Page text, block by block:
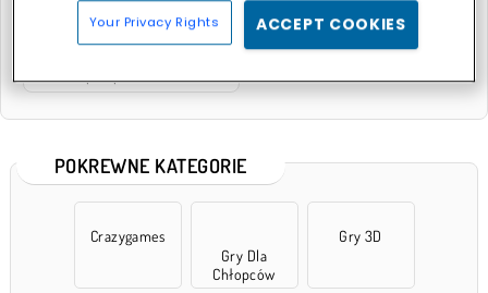
POKREWNE KATEGORIE
Crazygames
Gry Dla
Chłopców
Gry 3D
Your Privacy Rights ACCEPT COOKIES